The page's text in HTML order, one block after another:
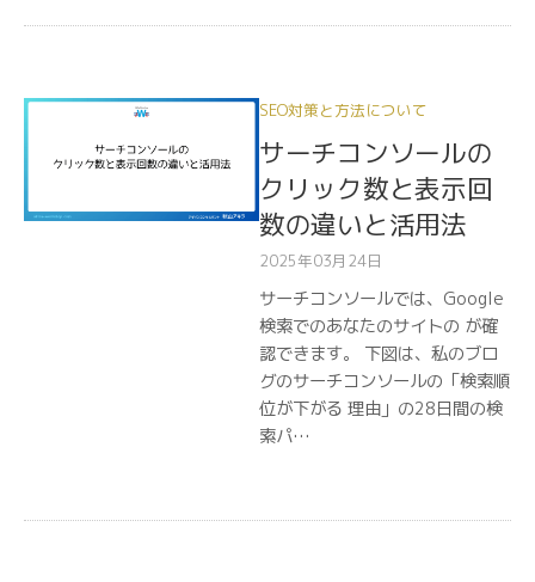
SEO対策と方法について
サーチコンソールの
クリック数と表示回
数の違いと活用法
2025年03月24日
サーチコンソールでは、Google
検索でのあなたのサイトの が確
認できます。 下図は、私のブロ
グのサーチコンソールの「検索順
位が下がる 理由」の28日間の検
索パ…